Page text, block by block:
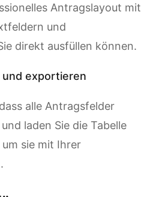
Antragslayout mit
und
direkt ausfüllen können.
exportieren
alle Antragsfelder
laden Sie die Tabelle
sie mit Ihrer